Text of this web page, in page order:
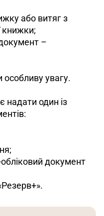
або витяг з
книжки;
–
особливу увагу.
надати один із
документ